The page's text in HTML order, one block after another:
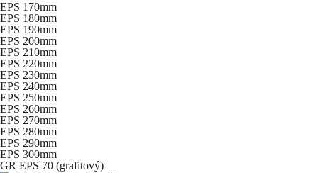
EPS 170mm
EPS 180mm
EPS 190mm
EPS 200mm
EPS 210mm
EPS 220mm
EPS 230mm
EPS 240mm
EPS 250mm
EPS 260mm
EPS 270mm
EPS 280mm
EPS 290mm
EPS 300mm
GR EPS 70 (grafitový)